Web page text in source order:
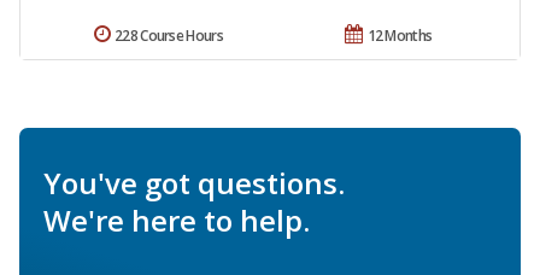
12 Months
228 Course Hours
You've got questions.
We're here to help.